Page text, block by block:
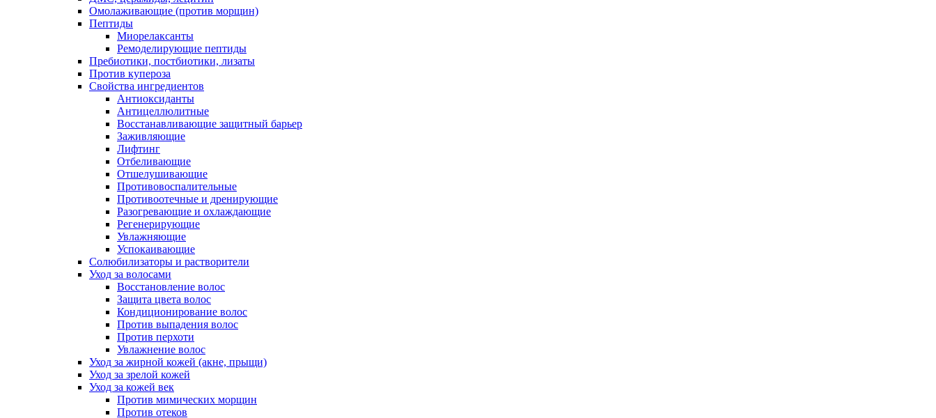
Омолаживающие (против морщин)
Пептиды
Миорелаксанты
Ремоделирующие пептиды
Пребиотики, постбиотики, лизаты
Против купероза
Свойства ингредиентов
Антиоксиданты
Антицеллюлитные
Восстанавливающие защитный барьер
Заживляющие
Лифтинг
Отбеливающие
Отшелушивающие
Противовоспалительные
Противоотечные и дренирующие
Разогревающие и охлаждающие
Регенерирующие
Увлажняющие
Успокаивающие
Солюбилизаторы и растворители
Уход за волосами
Восстановление волос
Защита цвета волос
Кондиционирование волос
Против выпадения волос
Против перхоти
Увлажнение волос
Уход за жирной кожей (акне, прыщи)
Уход за зрелой кожей
Уход за кожей век
Против мимических морщин
Против отеков